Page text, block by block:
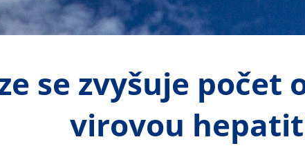
se zvyšuje počet
virovou